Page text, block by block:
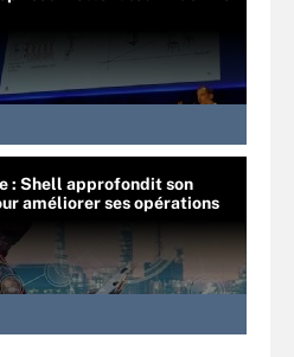
: Shell approfondit son
améliorer ses opérations